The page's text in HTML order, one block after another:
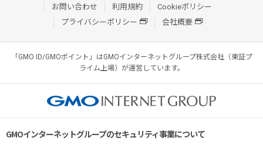
お問い合わせ
利用規約
Cookieポリシー
プライバシーポリシー
会社概要
「GMO ID/GMOポイント」はGMOインターネットグループ株式会社（東証プ
ライム上場）が運営しています。
GMOインターネットグループのセキュリティ事業について